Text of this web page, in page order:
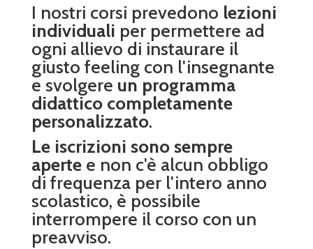
I nostri corsi prevedono lezioni
individuali per permettere ad
ogni allievo di instaurare il
giusto feeling con l'insegnante
e svolgere un programma
didattico completamente
personalizzato.
Le iscrizioni sono sempre
aperte e non c'è alcun obbligo
di frequenza per l'intero anno
scolastico, è possibile
interrompere il corso con un
preavviso.